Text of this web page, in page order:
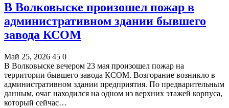
В Волковыске произошел пожар в
административном здании бывшего
завода КСОМ
Май 25, 2026 45 0
В Волковыске вечером 23 мая произошел пожар на
территории бывшего завода КСОМ. Возгорание возникло в
административном здании предприятия. По предварительным
данным, очаг находился на одном из верхних этажей корпуса,
который сейчас…